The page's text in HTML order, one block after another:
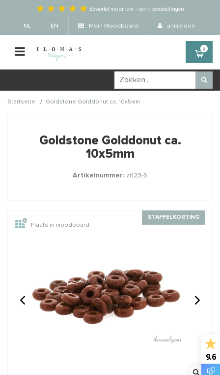
Bewertet mit einem - von - beoordelingen
NL EN Mein Moodboard anmelden
0
Startseite / Goldstone Golddonut ca. 10x5mm
producten ook interessant
14/20 Gold filled
knijpkraaltjes buis ca.
2x2mm
Rijggat ca. 1.2mm
Klik voor staffelkorting
GARNET: Griffin zijde
draad
2 meter met naald
Incl. btw
Goldstone Golddonut ca.
10x5mm
Artikelnummer: zi123-5
STAFFELKORTING
Plaats in moodboard
9.6